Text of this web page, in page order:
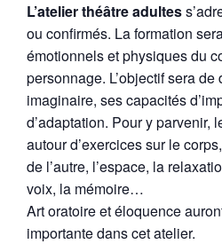
L’atelier théâtre adultes
ou confirmés. La formation
émotionnels et physiques du
personnage. L’objectif sera
imaginaire, ses capacités
d’adaptation. Pour y parvenir,
autour d’exercices sur le
de l’autre, l’espace, la
voix, la mémoire…
Art oratoire et éloquence
importante dans cet atelier.